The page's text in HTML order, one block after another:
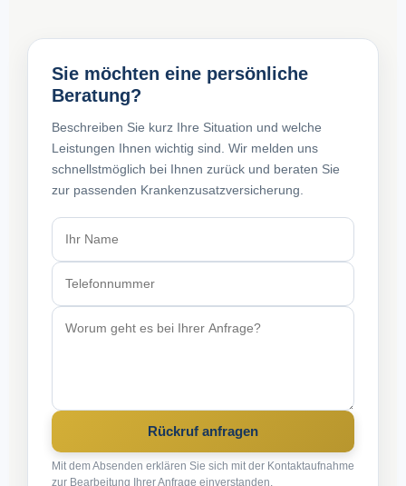
Sie möchten eine persönliche
Beratung?
Beschreiben Sie kurz Ihre Situation und welche
Leistungen Ihnen wichtig sind. Wir melden uns
schnellstmöglich bei Ihnen zurück und beraten Sie
zur passenden Krankenzusatzversicherung.
Rückruf anfragen
Mit dem Absenden erklären Sie sich mit der Kontaktaufnahme
zur Bearbeitung Ihrer Anfrage einverstanden.